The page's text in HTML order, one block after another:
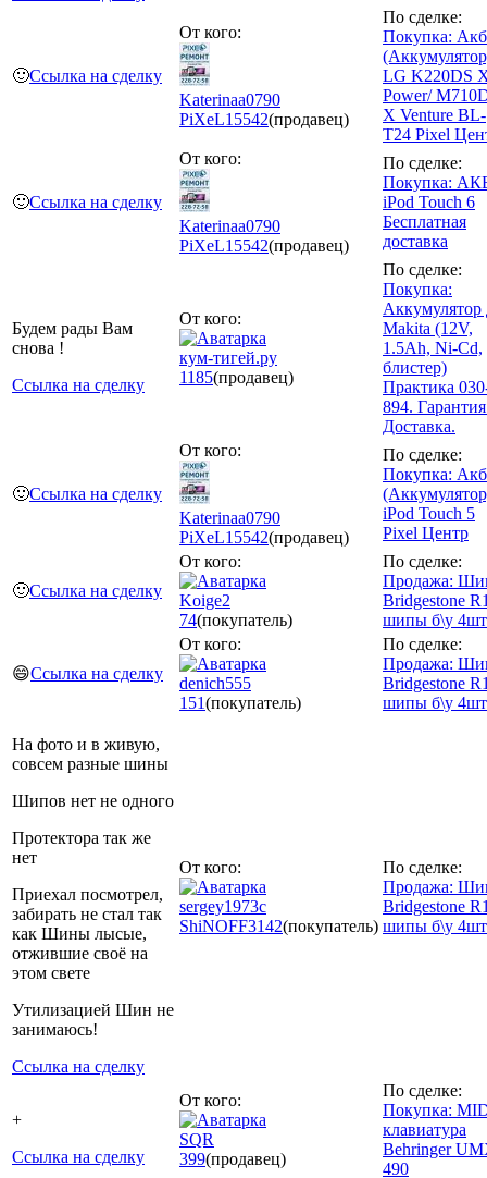
🙂Ссылка на сделку
От кого:
Katerinaa0790
PiXeL15542(продавец)
По сделке:
Покупка: Акб
LG K220DS
Power/
X Venture BL-
T24 Pixel
🙂Ссылка на сделку
От кого:
Katerinaa0790
PiXeL15542(продавец)
По сделке:
Покупка:
iPod Touch 6
Бесплатная
доставка
Будем рады Вам
снова !
Ссылка на сделку
От кого:
кум-тигей.ру
1185(продавец)
По сделке:
Покупка:
Аккумулятор
Makita (12V,
1.5Ah, Ni-Cd,
блистер)
Практика
894.
Доставка.
🙂Ссылка на сделку
От кого:
Katerinaa0790
PiXeL15542(продавец)
По сделке:
Покупка: Акб
iPod Touch 5
Pixel Центр
🙂Ссылка на сделку
От кого:
Koige2
74(покупатель)
По сделке:
Продажа:
Bridgestone
шипы б\у
😄Ссылка на сделку
От кого:
denich555
151(покупатель)
По сделке:
Продажа:
Bridgestone
шипы б\у
На фото и в живую,
совсем разные шины
Шипов нет не одного
Протектора так же
нет
Приехал посмотрел,
забирать не стал так
как Шины лысые,
отжившие своё на
этом свете
Утилизацией Шин не
занимаюсь!
Ссылка на сделку
От кого:
sergey1973с
ShiNOFF3142(покупатель)
По сделке:
Продажа:
Bridgestone
шипы б\у
+
Ссылка на сделку
От кого:
SQR
399(продавец)
По сделке:
Покупка:
клавиатура
Behringer
490